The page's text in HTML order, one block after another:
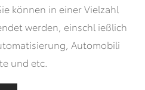
können in einer Vielzahl
werden, einschl ießlich
Automobili
und etc.